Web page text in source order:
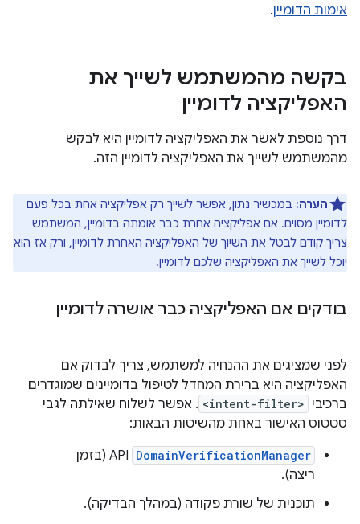
אימות הדומיין.
בקשה מהמשתמש לשייך את
האפליקציה לדומיין
דרך נוספת לאשר את האפליקציה לדומיין היא לבקש
מהמשתמש לשייך את האפליקציה לדומיין הזה.
הערה: במכשיר נתון, אפשר לשייך רק אפליקציה אחת בכל פעם
לדומיין מסוים. אם אפליקציה אחרת כבר אומתה בדומיין, המשתמש
צריך קודם לבטל את השיוך של האפליקציה האחרת לדומיין, ורק אז הוא
יוכל לשייך את האפליקציה שלכם לדומיין.
בודקים אם האפליקציה כבר אושרה לדומיין
לפני שמציגים את ההנחיה למשתמש, צריך לבדוק אם
האפליקציה היא ברירת המחדל לטיפול בדומיינים שמוגדרים
ברכיבי <intent-filter> . אפשר לשלוח שאילתה לגבי
סטטוס האישור באחת מהשיטות הבאות:
DomainVerificationManager
API (בזמן
ריצה).
תוכנית של שורת פקודה (במהלך הבדיקה).